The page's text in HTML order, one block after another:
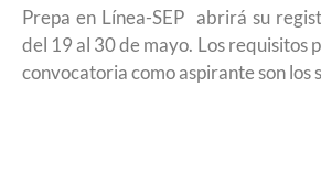
Prepa en Línea-SEP abrirá su
del 19 al 30 de mayo. Los requisitos
convocatoria como aspirante son los